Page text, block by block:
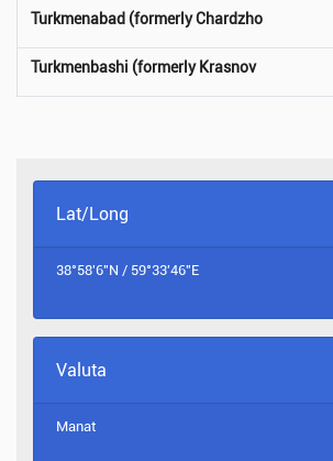
Turkmenabad (formerly Chardzho
Turkmenbashi (formerly Krasnov
Lat/Long
38°58'6"N / 59°33'46"E
Valuta
Manat